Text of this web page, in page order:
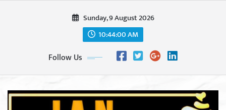
Sunday, 9 August 2026
10:44:02 AM
Follow Us